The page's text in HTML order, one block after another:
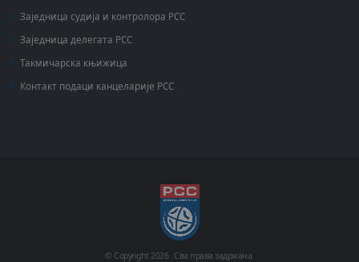
Заједница судија и контролора РСС
Заједница делегата РСС
Такмичарска књижица
Контакт подаци канцеларије РСС
© Copyright 2026 . Сва права задржана.